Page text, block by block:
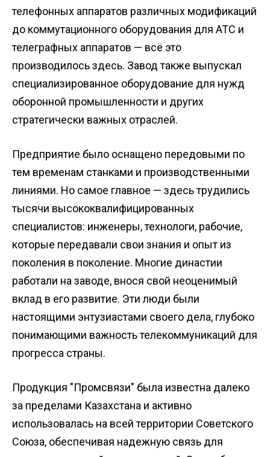
телефонных аппаратов различных модификаций
до коммутационного оборудования для АТС и
телеграфных аппаратов — всё это
производилось здесь. Завод также выпускал
специализированное оборудование для нужд
оборонной промышленности и других
стратегически важных отраслей.
Предприятие было оснащено передовыми по
тем временам станками и производственными
линиями. Но самое главное — здесь трудились
тысячи высококвалифицированных
специалистов: инженеры, технологи, рабочие,
которые передавали свои знания и опыт из
поколения в поколение. Многие династии
работали на заводе, внося свой неоценимый
вклад в его развитие. Эти люди были
настоящими энтузиастами своего дела, глубоко
понимающими важность телекоммуникаций для
прогресса страны.
Продукция "Промсвязи" была известна далеко
за пределами Казахстана и активно
использовалась на всей территории Советского
Союза, обеспечивая надежную связь для